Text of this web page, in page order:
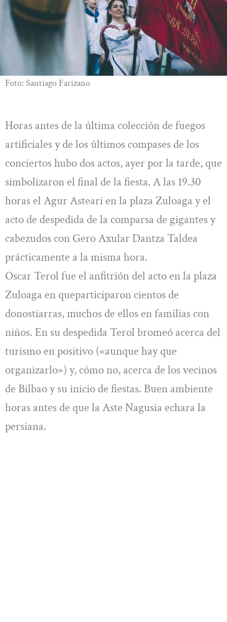
Foto: Santiago Farizano
Horas antes de la última colección de fuegos
artificiales y de los últimos compases de los
conciertos hubo dos actos, ayer por la tarde, que
simbolizaron el final de la fiesta. A las 19.30
horas el Agur Asteari en la plaza Zuloaga y el
acto de despedida de la comparsa de gigantes y
cabezudos con Gero Axular Dantza Taldea
prácticamente a la misma hora.
Oscar Terol fue el anfitrión del acto en la plaza
Zuloaga en queparticiparon cientos de
donostiarras, muchos de ellos en familias con
niños. En su despedida Terol bromeó acerca del
turismo en positivo («aunque hay que
organizarlo») y, cómo no, acerca de los vecinos
de Bilbao y su inicio de fiestas. Buen ambiente
horas antes de que la Aste Nagusia echara la
persiana.